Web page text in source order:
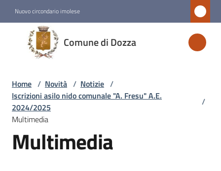
Nuovo circondario imolese
Comune di Dozza
Comune
di
Dozza
Amministrazione
Novità
Menu selezionato
Home / Novità / Notizie /
Iscrizioni asilo nido comunale "A. Fresu" A.E.
2024/2025
/
Multimedia
Multimedia